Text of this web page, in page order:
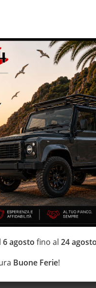
garantiti e certificati Mini
C – specchietti elettrici –
di € 500,00 ***
E
del mercato ”Opteven” e
un’ esposizione da più di
6 agosto fino al24
Buone Ferie!